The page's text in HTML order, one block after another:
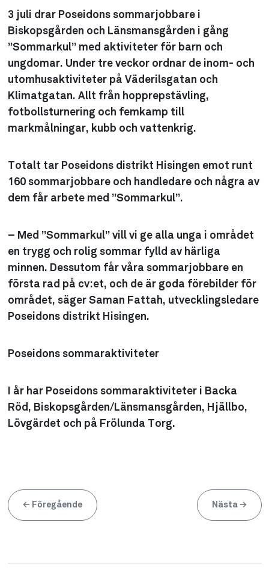
3 juli drar Poseidons sommarjobbare i
Biskopsgården och Länsmansgården i gång
”Sommarkul” med aktiviteter för barn och
ungdomar. Under tre veckor ordnar de inom- och
utomhusaktiviteter på Väderilsgatan och
Klimatgatan. Allt från hopprepstävling,
fotbollsturnering och femkamp till
markmålningar, kubb och vattenkrig.
Totalt tar Poseidons distrikt Hisingen emot runt
160 sommarjobbare och handledare och några av
dem får arbete med ”Sommarkul”.
– Med ”Sommarkul” vill vi ge alla unga i området
en trygg och rolig sommar fylld av härliga
minnen. Dessutom får våra sommarjobbare en
första rad på cv:et, och de är goda förebilder för
området, säger Saman Fattah, utvecklingsledare
Poseidons distrikt Hisingen.
Poseidons sommaraktiviteter
I år har Poseidons sommaraktiviteter i Backa
Röd, Biskopsgården/Länsmansgården, Hjällbo,
Lövgärdet och på Frölunda Torg.
← Föregående Nästa →